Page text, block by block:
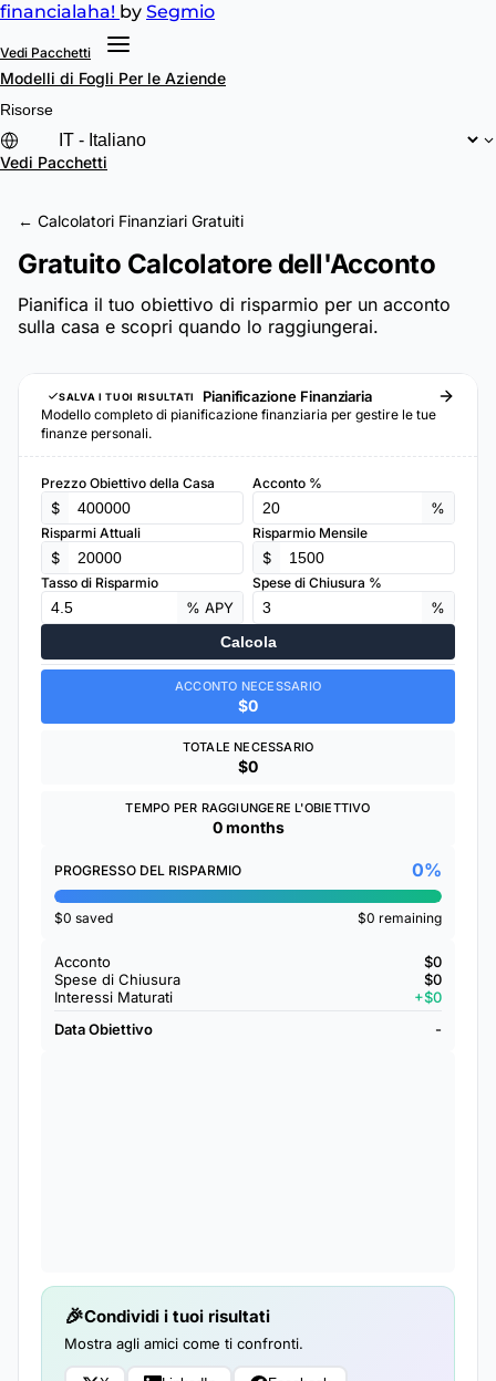
financialaha! by Segmio
Vedi Pacchetti
Modelli di Fogli Per le Aziende
Risorse
Vedi Pacchetti
← Calcolatori Finanziari Gratuiti
Gratuito Calcolatore dell'Acconto
Pianifica il tuo obiettivo di risparmio per un acconto
sulla casa e scopri quando lo raggiungerai.
SALVA I TUOI RISULTATI Pianificazione Finanziaria
Modello completo di pianificazione finanziaria per gestire le tue
finanze personali.
Prezzo Obiettivo della Casa
$
Acconto %
%
Risparmi Attuali
$
Risparmio Mensile
$
Tasso di Risparmio
% APY
Spese di Chiusura %
%
Calcola
ACCONTO NECESSARIO
$0
TOTALE NECESSARIO
$0
TEMPO PER RAGGIUNGERE L'OBIETTIVO
0 months
PROGRESSO DEL RISPARMIO 0%
$0 saved $0 remaining
Acconto
$0
Spese di Chiusura
$0
Interessi Maturati
+$0
Data Obiettivo
-
Condividi i tuoi risultati
Mostra agli amici come ti confronti.